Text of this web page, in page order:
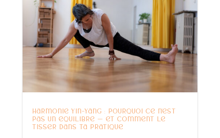
Harmonie Yin-Yang : pourquoi ce n’est
pas un équilibre — et comment le
tisser dans ta pratique